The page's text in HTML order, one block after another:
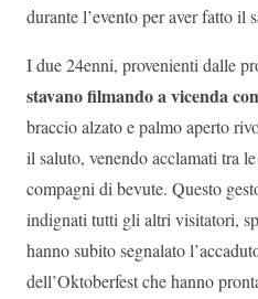
durante l’evento per aver fatto il
I due 24enni, provenienti dalle
stavano filmando a vicenda
braccio alzato e palmo aperto
il saluto, venendo acclamati tra
compagni di bevute. Questo
indignati tutti gli altri visitatori,
hanno subito segnalato
dell’Oktoberfest che hanno